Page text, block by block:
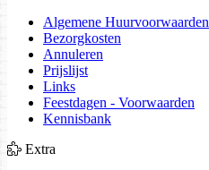
Algemene Huurvoorwaarden
Bezorgkosten
Annuleren
Prijslijst
Links
Feestdagen - Voorwaarden
Kennisbank
Extra